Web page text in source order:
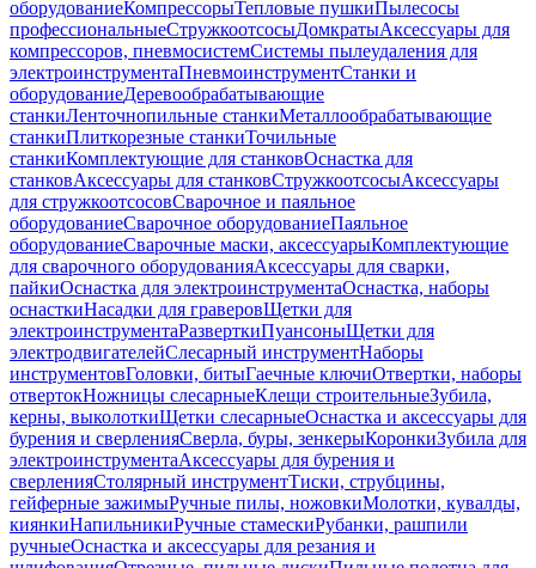
оборудованиеКомпрессорыТепловые пушкиПылесосы
профессиональныеСтружкоотсосыДомкратыАксессуары для
компрессоров, пневмосистемСистемы пылеудаления для
электроинструментаПневмоинструментСтанки и
оборудованиеДеревообрабатывающие
станкиЛенточнопильные станкиМеталлообрабатывающие
станкиПлиткорезные станкиТочильные
станкиКомплектующие для станковОснастка для
станковАксессуары для станковСтружкоотсосыАксессуары
для стружкоотсосовСварочное и паяльное
оборудованиеСварочное оборудованиеПаяльное
оборудованиеСварочные маски, аксессуарыКомплектующие
для сварочного оборудованияАксессуары для сварки,
пайкиОснастка для электроинструментаОснастка, наборы
оснасткиНасадки для граверовЩетки для
электроинструментаРазверткиПуансоныЩетки для
электродвигателейСлесарный инструментНаборы
инструментовГоловки, битыГаечные ключиОтвертки, наборы
отвертокНожницы слесарныеКлещи строительныеЗубила,
керны, выколоткиЩетки слесарныеОснастка и аксессуары для
бурения и сверленияСверла, буры, зенкерыКоронкиЗубила для
электроинструментаАксессуары для бурения и
сверленияСтолярный инструментТиски, струбцины,
гейферные зажимыРучные пилы, ножовкиМолотки, кувалды,
киянкиНапильникиРучные стамескиРубанки, рашпили
ручныеОснастка и аксессуары для резания и